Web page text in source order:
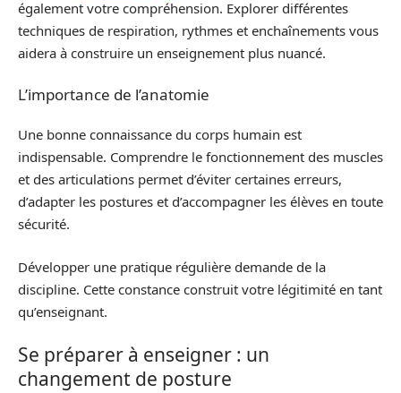
également votre compréhension. Explorer différentes
techniques de respiration, rythmes et enchaînements vous
aidera à construire un enseignement plus nuancé.
L’importance de l’anatomie
Une bonne connaissance du corps humain est
indispensable. Comprendre le fonctionnement des muscles
et des articulations permet d’éviter certaines erreurs,
d’adapter les postures et d’accompagner les élèves en toute
sécurité.
Développer une pratique régulière demande de la
discipline. Cette constance construit votre légitimité en tant
qu’enseignant.
Se préparer à enseigner : un
changement de posture